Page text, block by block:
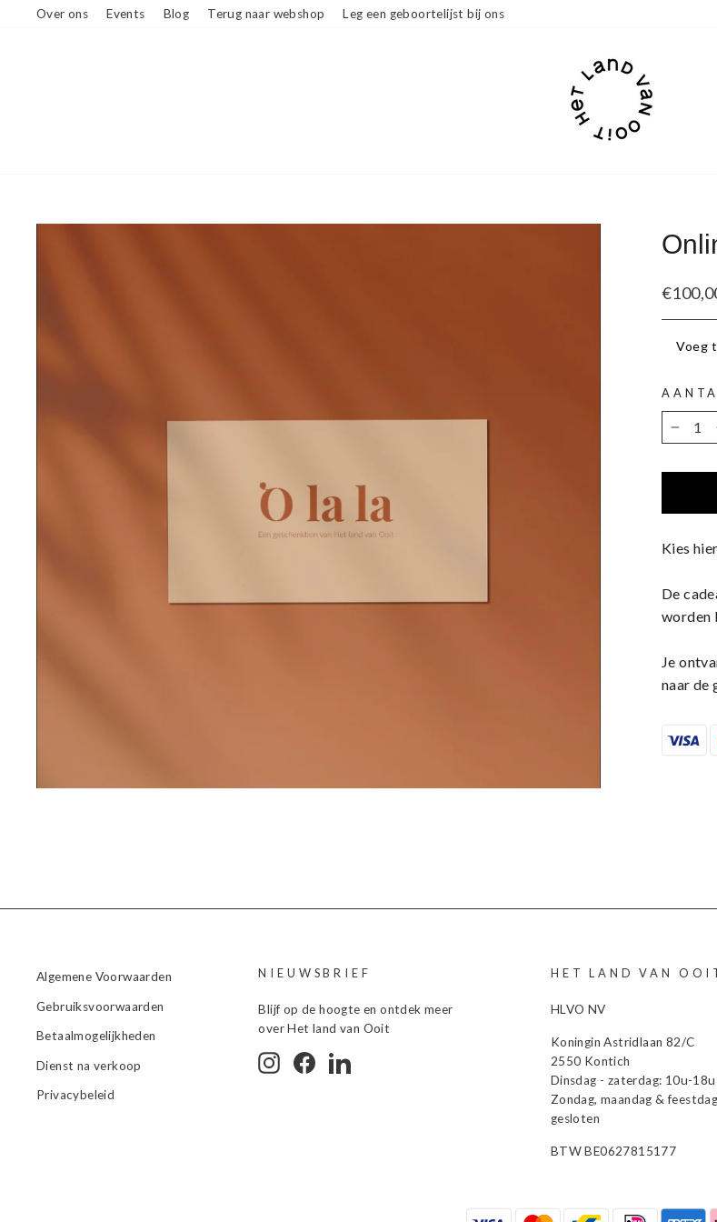
Over ons Events Blog Terug naar webshop Leg een geboortelijst bij ons
Voeg
−
Kies
De
worden
Je
naar de
Algemene Voorwaarden
Gebruiksvoorwaarden
Betaalmogelijkheden
Dienst na verkoop
Privacybeleid
NIEUWSBRIEF
Blijf op de hoogte en ontdek meer
over Het land van Ooit
InstagramFacebook
HET LAND VAN
HLVO NV
Koningin Astridlaan 82/C
2550 Kontich
Dinsdag - zaterdag: 10u-18u
Zondag, maandag &
gesloten
BTW BE0627815177